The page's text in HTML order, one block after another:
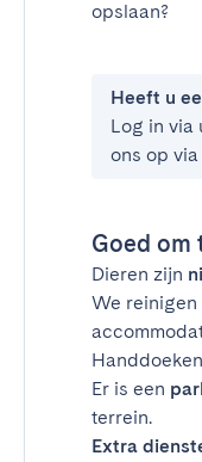
opslaan?
Heeft u
Log in via
ons op via
Goed om
Dieren zijn
We reinigen
Er is een
terrein.
Extra